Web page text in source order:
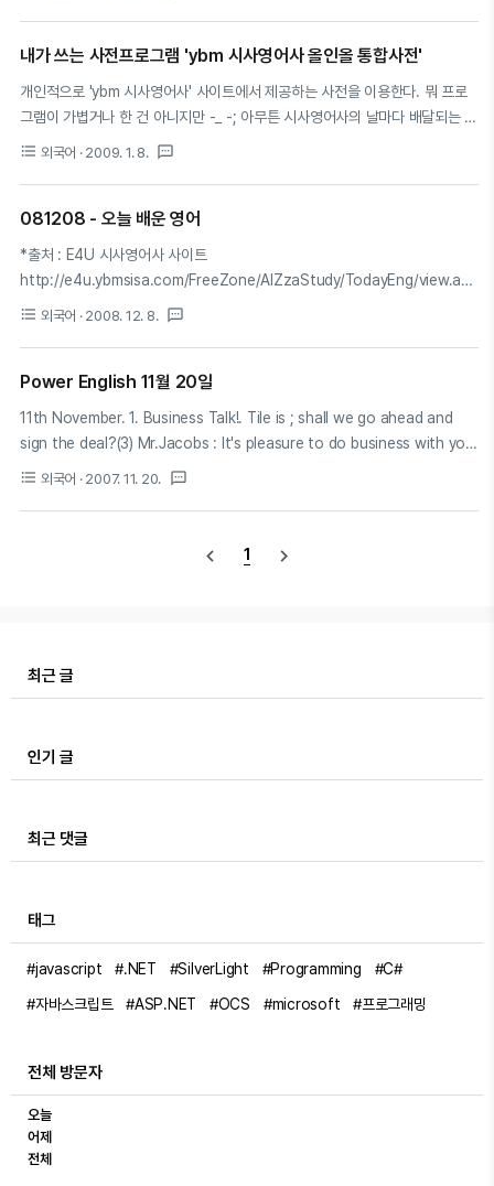
unenthusiastic. 영어사전 mediocre 미국식 [|miːdi|oʊkər] 영국식 [|miːdi|
지만 'awesome'은 발음을 특히 조심해야 하는..
내가 쓰는 사전프로그램 'ybm 시사영어사 올인올 통합사전'
개인적으로 'ybm 시사영어사' 사이트에서 제공하는 사전을 이용한다. 뭐 프로
그램이 가볍거나 한 건 아니지만 -_ -; 아무튼 시사영어사의 날마다 배달되는 영
어 팁이라도 보게되고, 시간내기 힘든 직장인에게 하루 영어정도는 볼 시간을
http://www.ybmallinall.com/myall/myallinall.asp
http://www.ybmallinall.com/help/alt_click_11.asp
format_list_bulleted 외국어 · 2009. 1. 8. textsms
081208 - 오늘 배운 영어
*출처 : E4U 시사영어사 사이트
http://e4u.ybmsisa.com/FreeZone/AlZzaStudy/TodayEng/view.asp?
wdate=2008-12-08&page=1 *오늘의 학습내용 - 수동태 (4) ▶ Focus 4
with Tom by me. (나는 그녀가 Tom과 함께 춤추는 것을 보았다.) They
다.) 문제 ) 1.다음을 수동태로 옳게 고친 것은? One might have heard a..
format_list_bulleted 외국어 · 2008. 12. 8. textsms
Power English 11월 20일
11th November. 1. Business Talk!. Tile is ; shall we go ahead and
sign the deal?(3) Mr.Jacobs : It's pleasure to do business with you
too,Mr.Morgan. I'm sure you will be very happy with our products.
the race. Mr.Morgan : Well, your software is outstanding. And to
format_list_bulleted 외국어 · 2007. 11. 20. textsms
navigate_before 1 navigate_next
최근 글
인기 글
최근 댓글
태그
#javascript #.NET #SilverLight #Programming
#C#
#자바스크립트
#ASP.NET #OCS #microsoft #프로그래밍
전체 방문자
오늘
어제
전체